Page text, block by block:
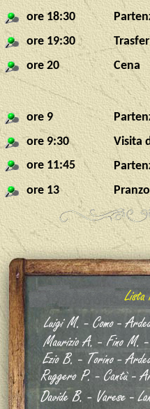
ore 18:30
ore 19:30
ore 20
Cena
ore 9
ore 9:30
Visita
ore 11:45
ore 13